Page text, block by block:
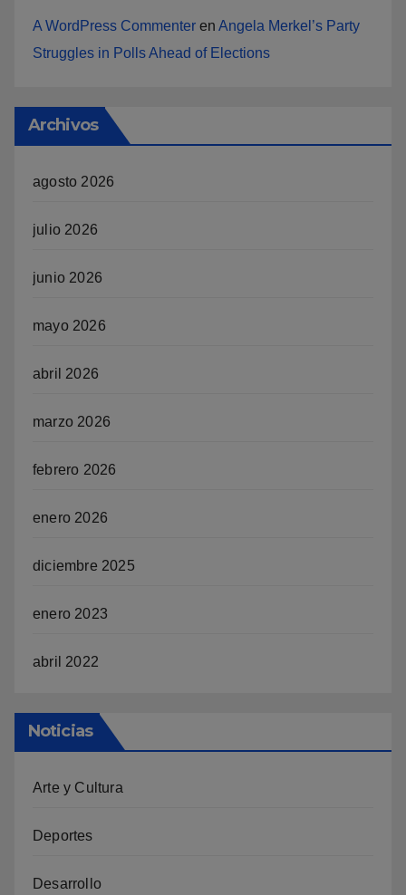
A WordPress Commenter en Angela Merkel’s Party
Struggles in Polls Ahead of Elections
Archivos
agosto 2026
julio 2026
junio 2026
mayo 2026
abril 2026
marzo 2026
febrero 2026
enero 2026
diciembre 2025
enero 2023
abril 2022
Noticias
Arte y Cultura
Deportes
Desarrollo